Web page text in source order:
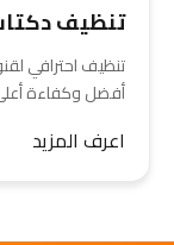
تنظيف
تنظيف احترافي
أفضل وكفاءة
اعرف المزيد